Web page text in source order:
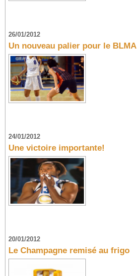
26/01/2012
Un nouveau palier pour le BLMA
24/01/2012
Une victoire importante!
20/01/2012
Le Champagne remisé au frigo